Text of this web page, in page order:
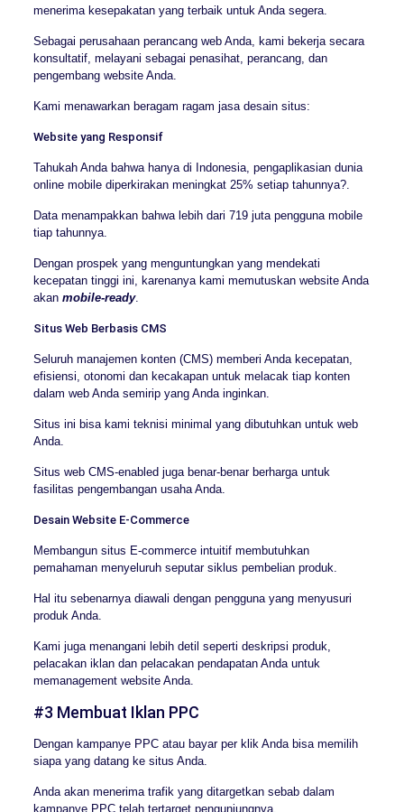
menerima kesepakatan yang terbaik untuk Anda segera.
Sebagai perusahaan perancang web Anda, kami bekerja secara
konsultatif, melayani sebagai penasihat, perancang, dan
pengembang website Anda.
Kami menawarkan beragam ragam jasa desain situs:
Website yang Responsif
Tahukah Anda bahwa hanya di Indonesia, pengaplikasian dunia
online mobile diperkirakan meningkat 25% setiap tahunnya?.
Data menampakkan bahwa lebih dari 719 juta pengguna mobile
tiap tahunnya.
Dengan prospek yang menguntungkan yang mendekati
kecepatan tinggi ini, karenanya kami memutuskan website Anda
akan mobile-ready.
Situs Web Berbasis CMS
Seluruh manajemen konten (CMS) memberi Anda kecepatan,
efisiensi, otonomi dan kecakapan untuk melacak tiap konten
dalam web Anda semirip yang Anda inginkan.
Situs ini bisa kami teknisi minimal yang dibutuhkan untuk web
Anda.
Situs web CMS-enabled juga benar-benar berharga untuk
fasilitas pengembangan usaha Anda.
Desain Website E-Commerce
Membangun situs E-commerce intuitif membutuhkan
pemahaman menyeluruh seputar siklus pembelian produk.
Hal itu sebenarnya diawali dengan pengguna yang menyusuri
produk Anda.
Kami juga menangani lebih detil seperti deskripsi produk,
pelacakan iklan dan pelacakan pendapatan Anda untuk
memanagement website Anda.
#3 Membuat Iklan PPC
Dengan kampanye PPC atau bayar per klik Anda bisa memilih
siapa yang datang ke situs Anda.
Anda akan menerima trafik yang ditargetkan sebab dalam
kampanye PPC telah tertarget pengunjungnya.